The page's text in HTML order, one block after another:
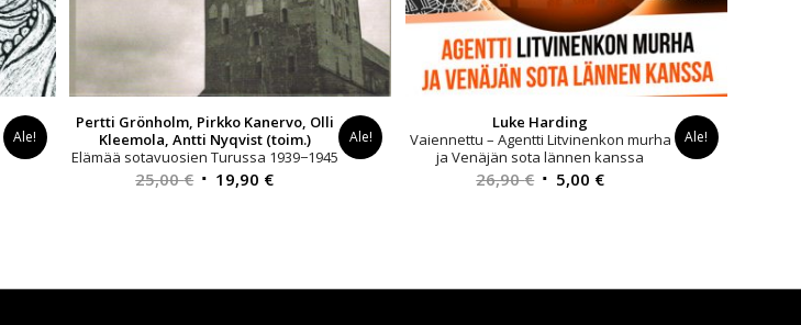
Ale!
Pertti Grönholm, Pirkko Kanervo, Olli
Kleemola, Antti Nyqvist (toim.)
Elämää sotavuosien Turussa 1939−1945
25,00€ Alkuperäinen
19,90 €Nykyinen
Ale!
Luke Harding
Vaiennettu – Agentti Litvinenkon murha
ja Venäjän sota lännen kanssa
26,90€ Alkuperäinen
5,00 €Nykyinen
Ale!